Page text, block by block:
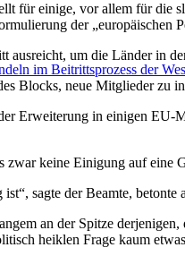
für einige, vor allem für die
der „europäischen
im Beitrittsprozess der
ausreicht, um die Länder in
Blocks, neue Mitglieder
Erweiterung in einigen EU-
keine Einigung auf eine
sagte der Beamte,
an der Spitze
heiklen Frage kaum